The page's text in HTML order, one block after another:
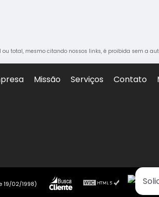
ou total, mesmo citando nossos links, é proibida sem a
Missão Serviços Contato
19/02/1998)